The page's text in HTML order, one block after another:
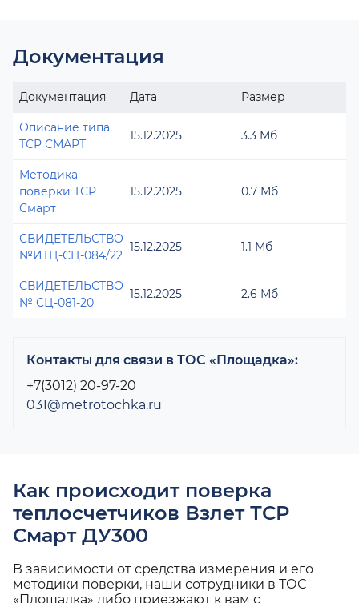
Документация
Документация Дата Размер
Описание типа
ТСР СМАРТ
15.12.2025 3.3 Мб
Методика
поверки ТСР
Смарт
15.12.2025 0.7 Мб
СВИДЕТЕЛЬСТВО
№ИТЦ-СЦ-084/22
15.12.2025 1.1 Мб
СВИДЕТЕЛЬСТВО
№ СЦ-081-20
15.12.2025 2.6 Мб
Контакты для связи в ТОС «Площадка»:
+7(3012) 20-97-20
031@metrotochka.ru
Как происходит поверка
теплосчетчиков Взлет ТСР
Смарт ДУ300
В зависимости от средства измерения и его
методики поверки, наши сотрудники в ТОС
«Площадка» либо приезжают к вам с